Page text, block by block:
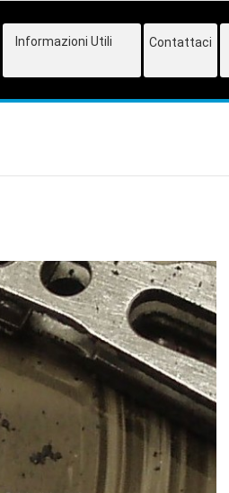
Informazioni Utili Contattaci